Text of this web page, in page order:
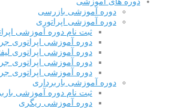
دوره آموزشی بازرسی
دوره آموزشی اپراتوری
ثبت نام دوره آموزشی
دوره آموزشی اپراتوری
دوره آموزشی اپراتوری
دوره آموزشی اپراتوری
دوره آموزشی اپراتوری
دوره آموزشی باربرداری
ثبت نام دوره آموزشی
دوره آموزشی ریگری